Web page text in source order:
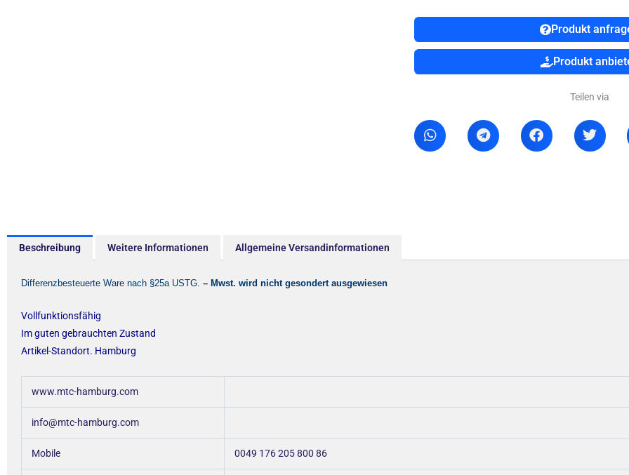
Produkt
Produkt
Teilen via
Beschreibung Weitere Informationen Allgemeine Versandinformationen
Differenzbesteuerte Ware nach §25a USTG. – Mwst. wird nicht gesondert ausgewiesen
Vollfunktionsfähig
Im guten gebrauchten Zustand
Artikel-Standort. Hamburg
www.mtc-hamburg.com
info@mtc-hamburg.com
Mobile 0049 176 205 800 86